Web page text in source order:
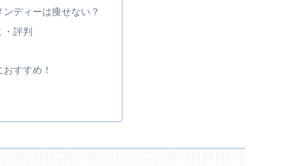
ンディーは痩せない？
・評判
すすめ！